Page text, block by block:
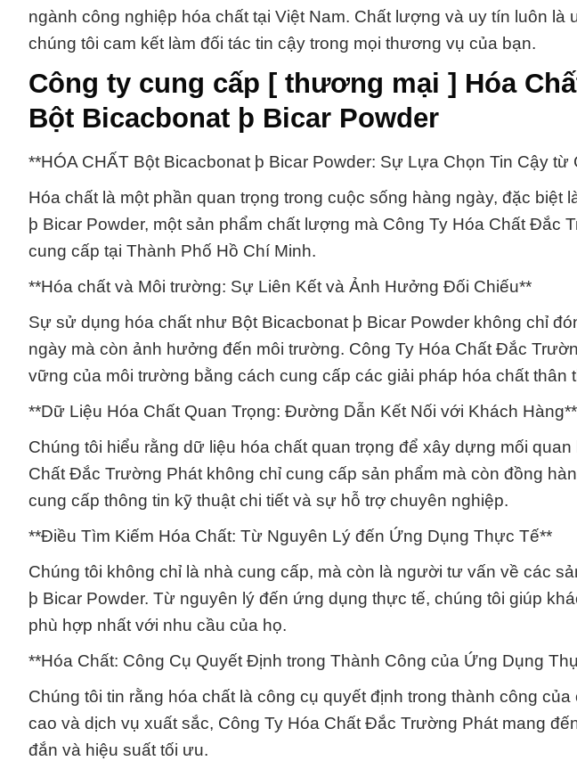
ngành công nghiệp hóa chất tại Việt Nam. Chất lượng và uy tín luôn là
chúng tôi cam kết làm đối tác tin cậy trong mọi thương vụ của bạn.
Công ty cung cấp [ thương mại ] Hóa
Bột Bicacbonat þ Bicar Powder
**HÓA CHẤT Bột Bicacbonat þ Bicar Powder: Sự Lựa Chọn Tin Cậy
Hóa chất là một phần quan trọng trong cuộc sống hàng ngày, đặc biệt
þ Bicar Powder, một sản phẩm chất lượng mà Công Ty Hóa Chất Đắc
cung cấp tại Thành Phố Hồ Chí Minh.
**Hóa chất và Môi trường: Sự Liên Kết và Ảnh Hưởng Đối Chiếu**
Sự sử dụng hóa chất như Bột Bicacbonat þ Bicar Powder không chỉ
ngày mà còn ảnh hưởng đến môi trường. Công Ty Hóa Chất Đắc
vững của môi trường bằng cách cung cấp các giải pháp hóa chất thân
**Dữ Liệu Hóa Chất Quan Trọng: Đường Dẫn Kết Nối với Khách Hàng**
Chúng tôi hiểu rằng dữ liệu hóa chất quan trọng để xây dựng mối
Chất Đắc Trường Phát không chỉ cung cấp sản phẩm mà còn đồng
cung cấp thông tin kỹ thuật chi tiết và sự hỗ trợ chuyên nghiệp.
**Điều Tìm Kiếm Hóa Chất: Từ Nguyên Lý đến Ứng Dụng Thực Tế**
Chúng tôi không chỉ là nhà cung cấp, mà còn là người tư vấn về các
þ Bicar Powder. Từ nguyên lý đến ứng dụng thực tế, chúng tôi giúp
phù hợp nhất với nhu cầu của họ.
**Hóa Chất: Công Cụ Quyết Định trong Thành Công của Ứng Dụng
Chúng tôi tin rằng hóa chất là công cụ quyết định trong thành công
cao và dịch vụ xuất sắc, Công Ty Hóa Chất Đắc Trường Phát mang
đắn và hiệu suất tối ưu.